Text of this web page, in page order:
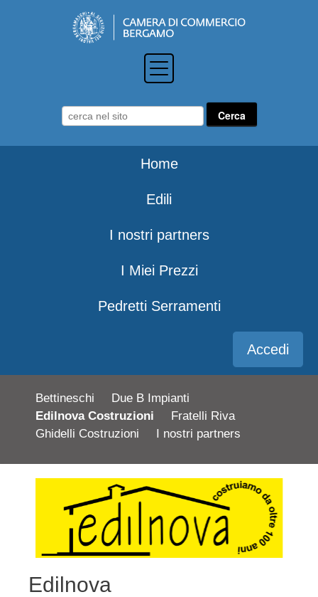
Home
Edili
I nostri partners
I Miei Prezzi
Pedretti Serramenti
Accedi
Bettineschi
Due B Impianti
Edilnova Costruzioni
Fratelli Riva
Ghidelli Costruzioni
I nostri partners
Edilnova